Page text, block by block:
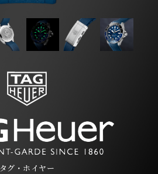
タグ・ホイヤー